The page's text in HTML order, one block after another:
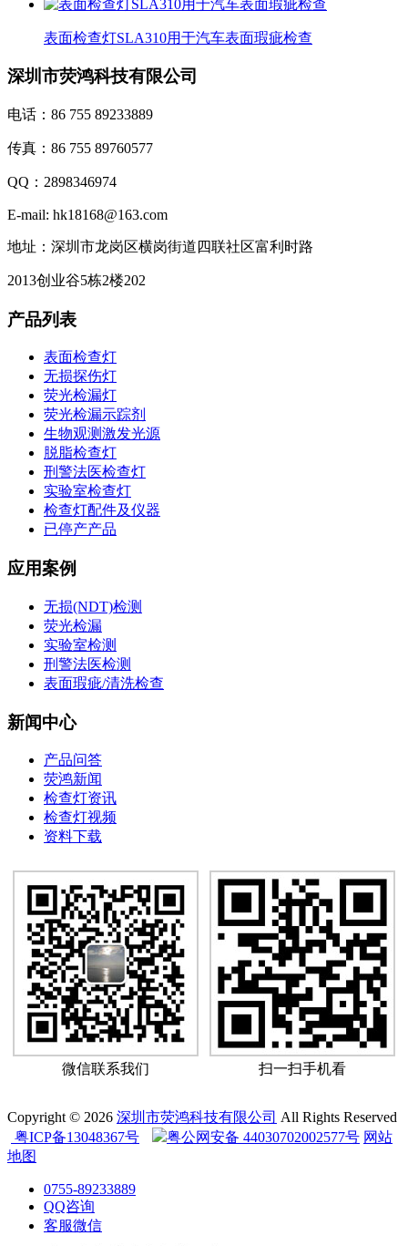
表面检查灯SLA310用于汽车表面瑕疵检查
深圳市荧鸿科技有限公司
电话：86 755 89233889
传真：86 755 89760577
QQ：2898346974
E-mail: hk18168@163.com
地址：深圳市龙岗区横岗街道四联社区富利时路
2013创业谷5栋2楼202
产品列表
表面检查灯
无损探伤灯
荧光检漏灯
荧光检漏示踪剂
生物观测激发光源
脱脂检查灯
刑警法医检查灯
实验室检查灯
检查灯配件及仪器
已停产产品
应用案例
无损(NDT)检测
荧光检漏
实验室检测
刑警法医检测
表面瑕疵/清洗检查
新闻中心
产品问答
荧鸿新闻
检查灯资讯
检查灯视频
资料下载
微信联系我们 扫一扫手机看
Copyright © 2026 深圳市荧鸿科技有限公司 All Rights Reserved
粤ICP备13048367号
粤公网安备 44030702002577号 网站
地图
0755-89233889
QQ咨询
客服微信